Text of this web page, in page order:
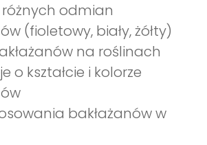
odmian
(fioletowy, biały, żółty)
na roślinach
o kształcie i kolorze
bakłażanów w